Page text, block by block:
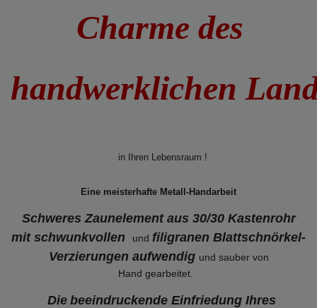
Charme des
handwerklichen
in Ihren Lebensraum !
Eine meisterhafte Metall-Handarbeit
Schweres Zaunelement aus 30/30 Kastenrohr
mit schwunkvollen
und filigranen Blattschnörkel-
Verzierungen aufwendig und sauber von
Hand gearbeitet.
Die beeindruckende Einfriedung Ihres